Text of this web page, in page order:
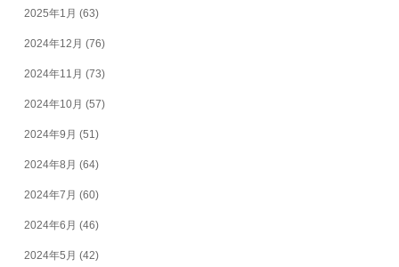
2025年1月 (63)
2024年12月 (76)
2024年11月 (73)
2024年10月 (57)
2024年9月 (51)
2024年8月 (64)
2024年7月 (60)
2024年6月 (46)
2024年5月 (42)